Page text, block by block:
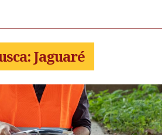
Jaguaré